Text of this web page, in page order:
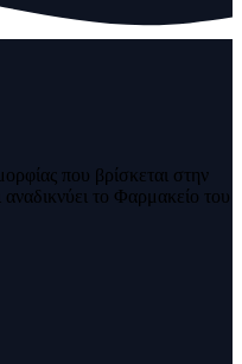
που βρίσκεται στην
το Φαρμακείο του